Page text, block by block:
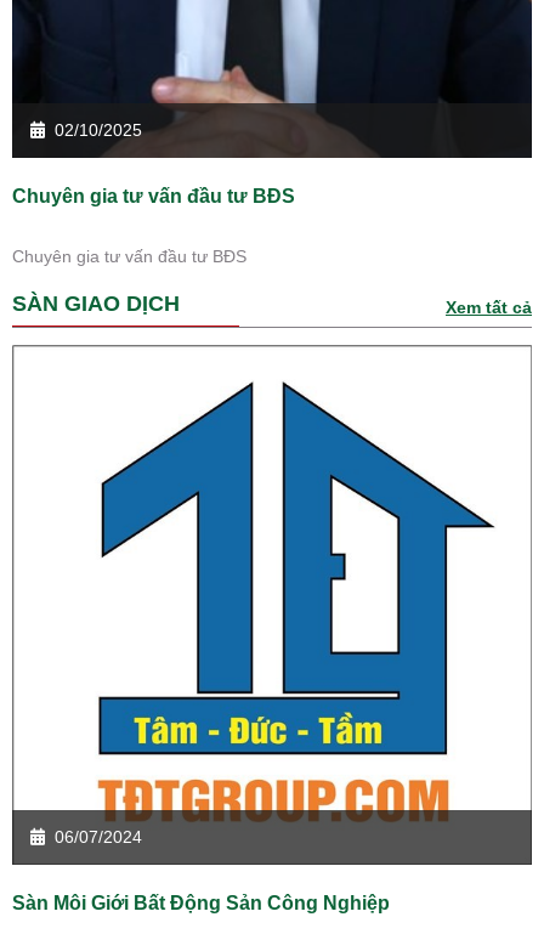
02/10/2025
Chuyên gia tư vấn đầu tư BĐS
Chuyên gia tư vấn đầu tư BĐS
SÀN GIAO DỊCH Xem tất cả
06/07/2024
Sàn Môi Giới Bất Động Sản Công Nghiệp